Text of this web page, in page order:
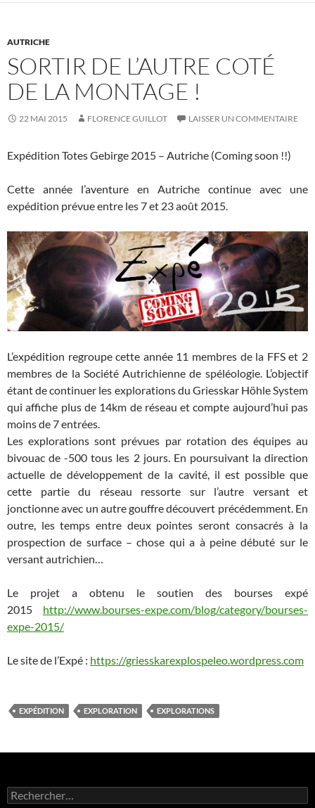
AUTRICHE
SORTIR DE L’AUTRE COTÉ
DE LA MONTAGE !
22 MAI 2015 FLORENCE GUILLOT LAISSER UN COMMENTAIRE
Expédition Totes Gebirge 2015 – Autriche (Coming soon !!)
Cette année l’aventure en Autriche continue avec une
expédition prévue entre les 7 et 23 août 2015.
L’expédition regroupe cette année 11 membres de la FFS et 2
membres de la Société Autrichienne de spéléologie. L’objectif
étant de continuer les explorations du Griesskar Höhle System
qui affiche plus de 14km de réseau et compte aujourd’hui pas
moins de 7 entrées.
Les explorations sont prévues par rotation des équipes au
bivouac de -500 tous les 2 jours. En poursuivant la direction
actuelle de développement de la cavité, il est possible que
cette partie du réseau ressorte sur l’autre versant et
jonctionne avec un autre gouffre découvert précédemment. En
outre, les temps entre deux pointes seront consacrés à la
prospection de surface – chose qui a à peine débuté sur le
versant autrichien…
Le projet a obtenu le soutien des bourses expé
2015 http://www.bourses-expe.com/blog/category/bourses-
expe-2015/
Le site de l’Expé : https://griesskarexplospeleo.wordpress.com
EXPÉDITION EXPLORATION EXPLORATIONS
Rechercher :